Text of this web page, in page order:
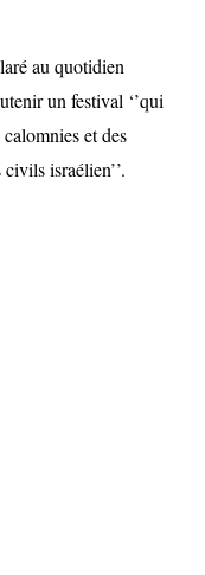
au quotidien
un festival ‘’qui
et des
israélien’’.